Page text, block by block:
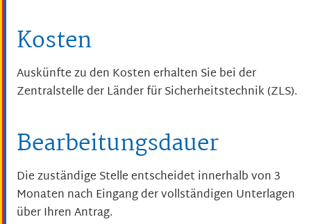
Kosten
Auskünfte zu den Kosten erhalten Sie bei der
Zentralstelle der Länder für Sicherheitstechnik (ZLS).
Bearbeitungsdauer
Die zuständige Stelle entscheidet innerhalb von 3
Monaten nach Eingang der vollständigen Unterlagen
über Ihren Antrag.